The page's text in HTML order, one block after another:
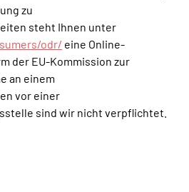
zu
steht Ihnen unter
odr/ eine Online-
der EU-Kommission zur
an einem
vor einer
sind wir nicht verpflichtet.